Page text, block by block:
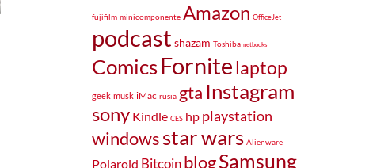
fujifilm minicomponente Amazon OfficeJet
podcast shazam Toshiba netbooks
ComicsFornitelaptop
geek musk iMac rusia gta Instagram
sony Kindle CES hp playstation
windowsstar wars Alienware
Polaroid BitcoinblogSamsung